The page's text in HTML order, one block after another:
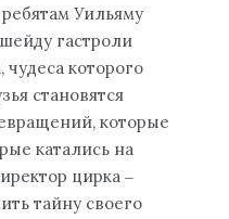
Уильяму
гастроли
чудеса которого
становятся
которые
катались на
цирка ‒
тайну своего